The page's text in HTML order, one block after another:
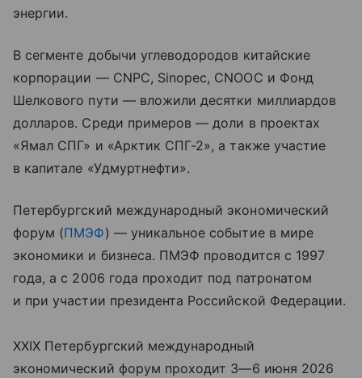
энергии.
В сегменте добычи углеводородов китайские
корпорации — CNPC, Sinopec, CNOOC и Фонд
Шелкового пути — вложили десятки миллиардов
долларов. Среди примеров — доли в проектах
«Ямал СПГ» и «Арктик СПГ-2», а также участие
в капитале «Удмуртнефти».
Петербургский международный экономический
форум (ПМЭФ) — уникальное событие в мире
экономики и бизнеса. ПМЭФ проводится с 1997
года, а с 2006 года проходит под патронатом
и при участии президента Российской Федерации.
XXIX Петербургский международный
экономический форум проходит 3—6 июня 2026